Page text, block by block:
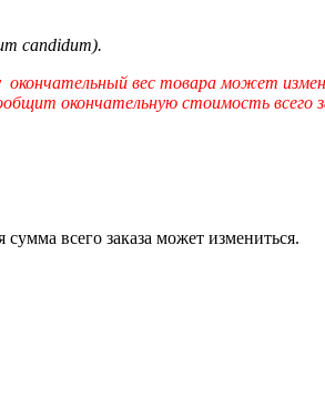
candidum).
вес товара может
окончательную стоимость всего
всего заказа может измениться.